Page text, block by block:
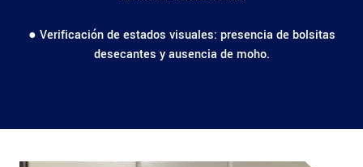
● Verificación de estados visuales: presencia de bolsitas
desecantes y ausencia de moho.